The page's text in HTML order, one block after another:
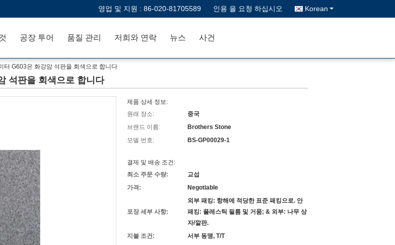
영업 및 지원 : 86-020-81705589 인용 을 요청 하십시오 Korean
공장 투어 품질 관리 저희와 연락 뉴스 사건
터 G603은 화강암 석판을 회색으로 합니다
석판을 회색으로 합니다
제품 상세 정보:
원래 장소:
중국
브랜드 이름:
Brothers Stone
모델 번호:
BS-GP00029-1
결제 및 배송 조건:
최소 주문 수량:
교섭
가격:
Negotiable
포장 세부 사항:
외부 패킹: 항해에 적당한 표준 패킹으로. 안
패킹: 플레스틱 필름 및 거품; & 외부: 나무 상
자/깔판.
지불 조건:
서부 동맹, T/T